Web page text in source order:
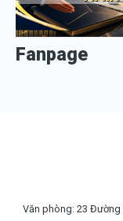
Fanpage
Văn phòng: 23 Đường